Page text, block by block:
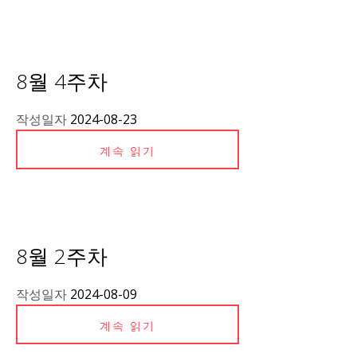
8월 4주차
작성일자 2024-08-23
계속 읽기
8월 2주차
작성일자 2024-08-09
계속 읽기